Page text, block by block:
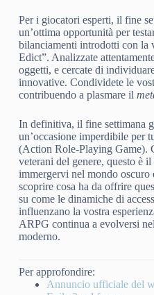
Per i giocatori esperti, il fine
un’ottima opportunità per
bilanciamenti introdotti con la
Edict”. Analizzate
oggetti, e cercate di
innovative. Condividete le
contribuendo a plasmare il
In definitiva, il fine settimana
un’occasione imperdibile per
(Action Role-Playing Game).
veterani del genere, questo è
immergervi nel mondo oscuro
scoprire cosa ha da offrire
su come le dinamiche di
influenzano la vostra
ARPG continua a evolversi
moderno.
Per approfondire:
Annuncio ufficiale del